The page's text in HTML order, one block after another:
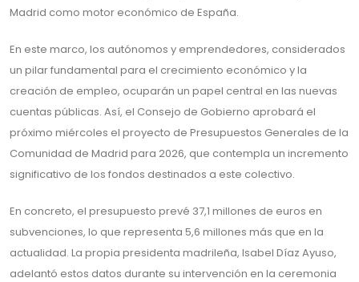
Madrid como motor económico de España.
En este marco, los autónomos y emprendedores, considerados
un pilar fundamental para el crecimiento económico y la
creación de empleo, ocuparán un papel central en las nuevas
cuentas públicas. Así, el Consejo de Gobierno aprobará el
próximo miércoles el proyecto de Presupuestos Generales de la
Comunidad de Madrid para 2026, que contempla un incremento
significativo de los fondos destinados a este colectivo.
En concreto, el presupuesto prevé 37,1 millones de euros en
subvenciones, lo que representa 5,6 millones más que en la
actualidad. La propia presidenta madrileña, Isabel Díaz Ayuso,
adelantó estos datos durante su intervención en la ceremonia